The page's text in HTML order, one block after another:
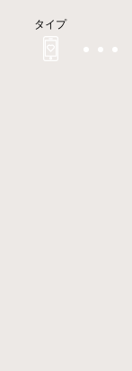
タイプ